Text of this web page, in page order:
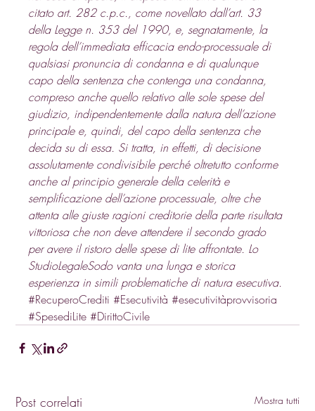
citato art. 282 c.p.c., come novellato dall’art. 33
della Legge n. 353 del 1990, e, segnatamente, la
regola dell’immediata efficacia endo-processuale di
qualsiasi pronuncia di condanna e di qualunque
capo della sentenza che contenga una condanna,
compreso anche quello relativo alle sole spese del
giudizio, indipendentemente dalla natura dell’azione
principale e, quindi, del capo della sentenza che
decida su di essa. Si tratta, in effetti, di decisione
assolutamente condivisibile perché oltretutto conforme
anche al principio generale della celerità e
semplificazione dell’azione processuale, oltre che
attenta alle giuste ragioni creditorie della parte risultata
vittoriosa che non deve attendere il secondo grado
per avere il ristoro delle spese di lite affrontate. Lo
StudioLegaleSodo vanta una lunga e storica
esperienza in simili problematiche di natura esecutiva.
#RecuperoCrediti #Esecutività #esecutivitàprovvisoria
#SpesediLite #DirittoCivile
Post correlati Mostra tutti